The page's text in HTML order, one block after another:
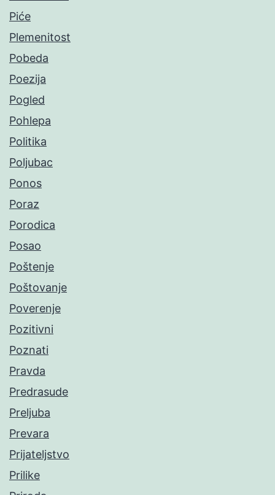
Piće
Plemenitost
Pobeda
Poezija
Pogled
Pohlepa
Politika
Poljubac
Ponos
Poraz
Porodica
Posao
Poštenje
Poštovanje
Poverenje
Pozitivni
Poznati
Pravda
Predrasude
Preljuba
Prevara
Prijateljstvo
Prilike